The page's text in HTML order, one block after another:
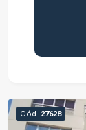
estrutura
negócios. O espaço conta com: Três pavimentos
Cód. 27628